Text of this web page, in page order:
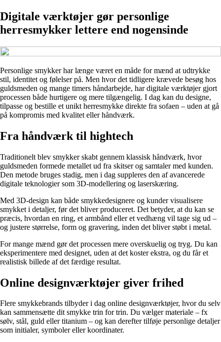
Digitale værktøjer gør personlige
herresmykker lettere end nogensinde
Personlige smykker har længe været en måde for mænd at udtrykke
stil, identitet og følelser på. Men hvor det tidligere krævede besøg hos
guldsmeden og mange timers håndarbejde, har digitale værktøjer gjort
processen både hurtigere og mere tilgængelig. I dag kan du designe,
tilpasse og bestille et unikt herresmykke direkte fra sofaen – uden at gå
på kompromis med kvalitet eller håndværk.
Fra håndværk til hightech
Traditionelt blev smykker skabt gennem klassisk håndværk, hvor
guldsmeden formede metallet ud fra skitser og samtaler med kunden.
Den metode bruges stadig, men i dag suppleres den af avancerede
digitale teknologier som 3D-modellering og laserskæring.
Med 3D-design kan både smykkedesignere og kunder visualisere
smykket i detaljer, før det bliver produceret. Det betyder, at du kan se
præcis, hvordan en ring, et armbånd eller et vedhæng vil tage sig ud –
og justere størrelse, form og gravering, inden det bliver støbt i metal.
For mange mænd gør det processen mere overskuelig og tryg. Du kan
eksperimentere med designet, uden at det koster ekstra, og du får et
realistisk billede af det færdige resultat.
Online designværktøjer giver frihed
Flere smykkebrands tilbyder i dag online designværktøjer, hvor du selv
kan sammensætte dit smykke trin for trin. Du vælger materiale – fx
sølv, stål, guld eller titanium – og kan derefter tilføje personlige detaljer
som initialer, symboler eller koordinater.